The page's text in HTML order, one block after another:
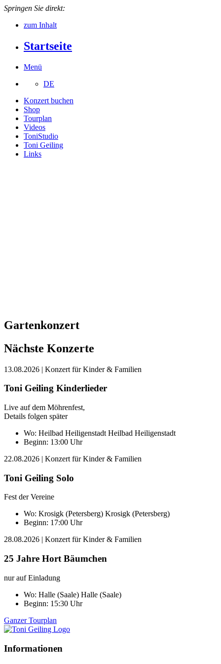
Springen Sie direkt:
zum Inhalt
Startseite
Menü
DE
Konzert buchen
Shop
Tourplan
Videos
ToniStudio
Toni Geiling
Links
Gartenkonzert
Nächste Konzerte
13.08.2026 | Konzert für Kinder & Familien
Toni Geiling Kinderlieder
Live auf dem Möhrenfest,
Details folgen später
Wo: Heilbad Heiligenstadt Heilbad Heiligenstadt
Beginn: 13:00 Uhr
22.08.2026 | Konzert für Kinder & Familien
Toni Geiling Solo
Fest der Vereine
Wo: Krosigk (Petersberg) Krosigk (Petersberg)
Beginn: 17:00 Uhr
28.08.2026 | Konzert für Kinder & Familien
25 Jahre Hort Bäumchen
nur auf Einladung
Wo: Halle (Saale) Halle (Saale)
Beginn: 15:30 Uhr
Ganzer Tourplan
Informationen